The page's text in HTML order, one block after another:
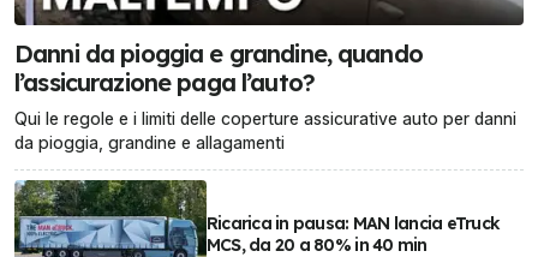
Danni da pioggia e grandine, quando
l’assicurazione paga l’auto?
Qui le regole e i limiti delle coperture assicurative auto per danni
da pioggia, grandine e allagamenti
Ricarica in pausa: MAN lancia eTruck
MCS, da 20 a 80% in 40 min